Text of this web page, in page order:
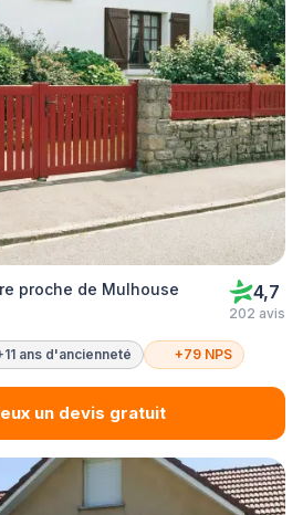
proche de Mulhouse 4,7
202 avis
ans d'ancienneté +79 NPS
un devis gratuit